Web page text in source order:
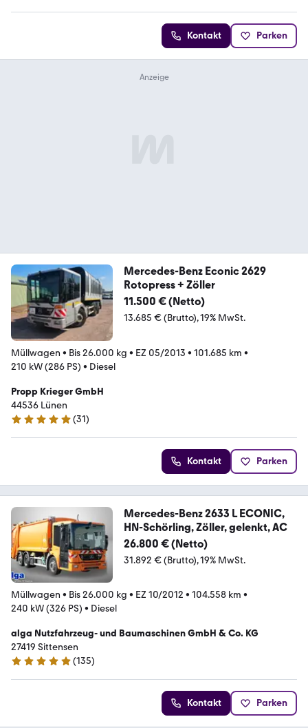
Kontakt Parken
Mercedes-Benz Econic 2629
Rotopress + Zöller
11.500 € (Netto)
13.685 € (Brutto) 19% MwSt.
Müllwagen • Bis 26.000 kg • EZ 05/2013 • 101.685 km •
210 kW (286 PS) • Diesel
Propp Krieger GmbH
44536 Lünen
5 Sterne
(31)
Kontakt Parken
Mercedes-Benz 2633 L ECONIC,
HN-Schörling, Zöller, gelenkt, AC
26.800 € (Netto)
31.892 € (Brutto) 19% MwSt.
Müllwagen • Bis 26.000 kg • EZ 10/2012 • 104.558 km •
240 kW (326 PS) • Diesel
alga Nutzfahrzeug- und Baumaschinen GmbH & Co. KG
27419 Sittensen
4.9 Sterne
(135)
Kontakt Parken